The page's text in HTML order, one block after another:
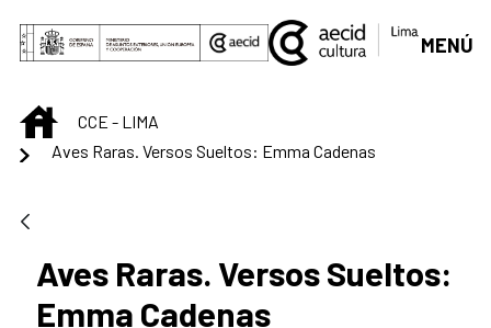
Skip to Main Content
MENÚ
INICIOCCE - LIMA
Aves Raras. Versos Sueltos: Emma Cadenas
Aves Raras. Versos Sueltos:
Emma Cadenas